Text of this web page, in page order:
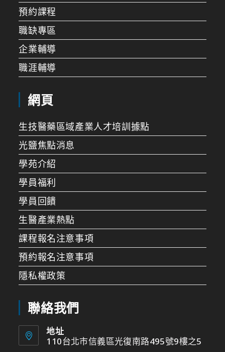
預約課程
職缺專區
企業輔導
職涯輔導
網頁
生技醫藥區域產業人才培訓據點
光鹽焦點消息
學苑介紹
學員福利
學員回饋
生醫產業熱點
課程報名注意事項
預約報名注意事項
隱私權政策
聯絡我們
地址
110台北市信義區光復南路495號9樓之5